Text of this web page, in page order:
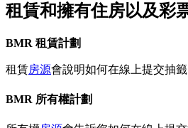
租賃和擁有住房以及彩
BMR 租賃計劃
租賃房源會說明如何在線上提交抽籤
BMR 所有權計劃